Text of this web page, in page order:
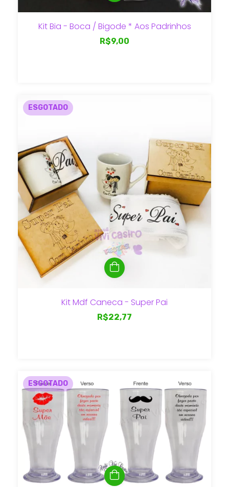
Kit Bia - Boca / Bigode * Aos Padrinhos
R$9,00
ESGOTADO
Kit Mdf Caneca - Super Pai
R$22,77
ESGOTADO